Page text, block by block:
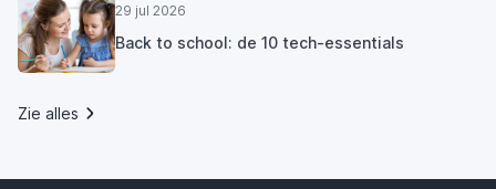
29 jul 2026
Back to school: de 10 tech-essentials
Zie alles